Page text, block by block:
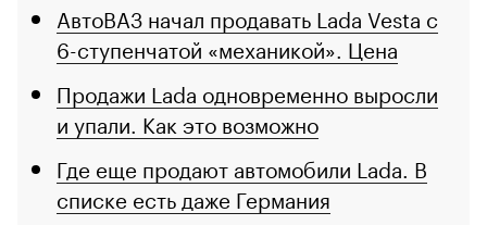
АвтоВАЗ начал продавать Lada Vesta с
6-ступенчатой «механикой». Цена
Продажи Lada одновременно выросли
и упали. Как это возможно
Где еще продают автомобили Lada. В
списке есть даже Германия